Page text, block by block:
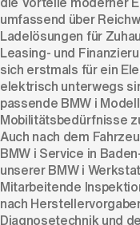
umfassend über
Ladelösungen für
Leasing- und
sich erstmals für ein
elektrisch unterwegs
passende BMW i
Mobilitätsbedürfnisse
Auch nach dem
BMW i Service in
unserer BMW i
Mitarbeitende
nach
Diagnosetechnik und